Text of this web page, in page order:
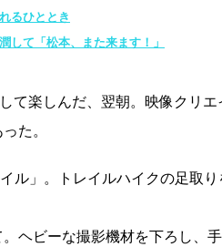
るひととき
して「松本、また来ます！」
て楽しんだ、翌朝。映像クリ
た。
ル」。トレイルハイクの足取
ヘビーな撮影機材を下ろし、